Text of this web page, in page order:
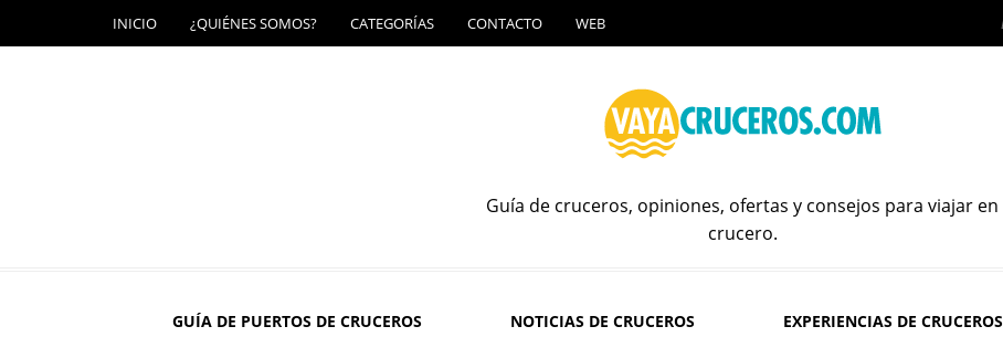
INICIO ¿QUIÉNES SOMOS? CATEGORÍAS CONTACTO WEB
Guía de cruceros, opiniones, ofertas y consejos para viajar en
crucero.
GUÍA DE PUERTOS DE CRUCEROS NOTICIAS DE CRUCEROS EXPERIENCIAS DE CRUCEROS